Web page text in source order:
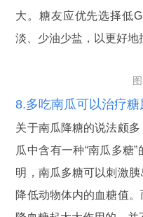
大。糖友应优先选择低
淡、少油少盐，以更好地
8.多吃南瓜可以治疗糖
关于南瓜降糖的说法颇
瓜中含有一种“南瓜多糖
明，南瓜多糖可以刺激
降低动物体内的血糖值